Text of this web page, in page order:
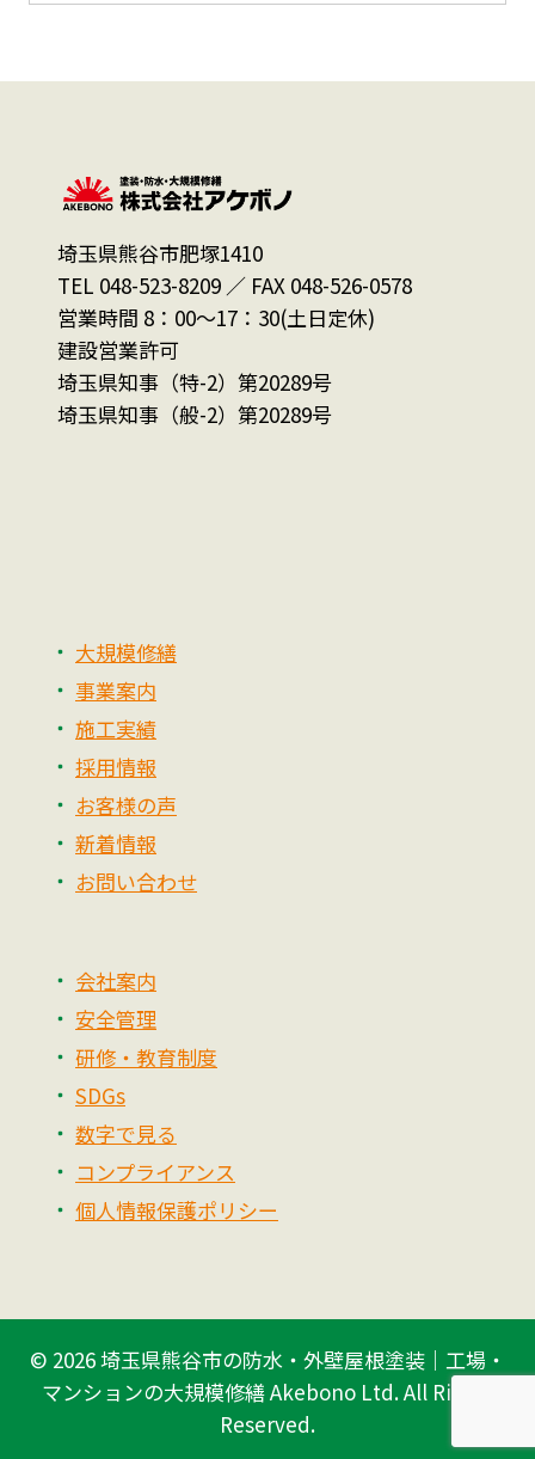
埼玉県熊谷市肥塚1410
TEL 048-523-8209 ／ FAX 048-526-0578
営業時間 8：00～17：30(土日定休)
建設営業許可
埼玉県知事（特-2）第20289号
埼玉県知事（般-2）第20289号
大規模修繕
事業案内
施工実績
採用情報
お客様の声
新着情報
お問い合わせ
会社案内
安全管理
研修・教育制度
SDGs
数字で見る
コンプライアンス
個人情報保護ポリシー
© 2026埼玉県熊谷市の防水・外壁屋根塗装｜工場・
マンションの大規模修繕 Akebono Ltd.All Rights
Reserved.